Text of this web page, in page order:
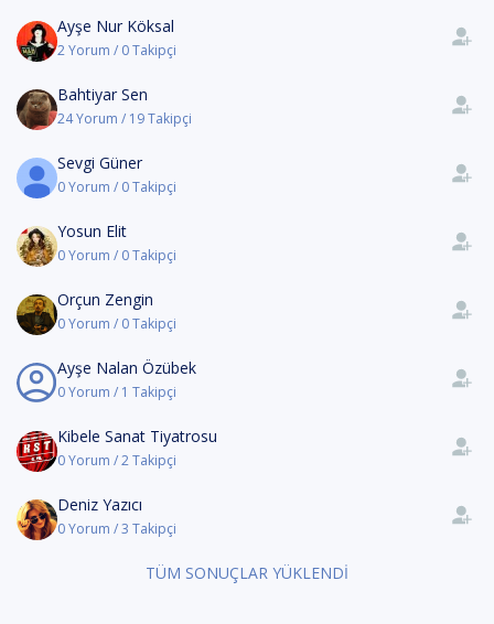
Ayşe Nur Köksal
2 Yorum / 0 Takipçi
Bahtiyar Sen
24 Yorum / 19 Takipçi
Sevgi Güner
0 Yorum / 0 Takipçi
Yosun Elit
0 Yorum / 0 Takipçi
Orçun Zengin
0 Yorum / 0 Takipçi
Ayşe Nalan Özübek
0 Yorum / 1 Takipçi
Kibele Sanat Tiyatrosu
0 Yorum / 2 Takipçi
Deniz Yazıcı
0 Yorum / 3 Takipçi
TÜM SONUÇLAR YÜKLENDİ